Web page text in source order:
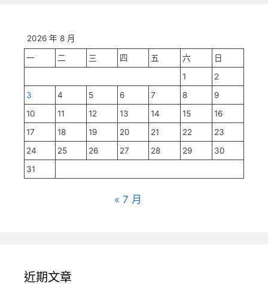
2026 年 8 月
一 二 三 四 五 六
日
1
2
3
4 5 6 7 8
9
10
11 12 13 14 15
16
17
18 19 20 21 22
23
24
25 26 27 28 29
30
31
« 7 月
近期文章